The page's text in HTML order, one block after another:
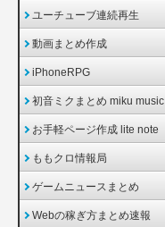
ユーチューブ連続再生
動画まとめ作成
iPhoneRPG
初音ミクまとめ miku music
お手軽ページ作成 lite note
ももクロ情報局
ゲームニュースまとめ
Webの稼ぎ方まとめ速報